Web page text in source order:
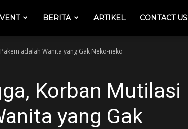
BERITA ARTIKEL CONTACT US
adalah Wanita yang Gak Neko-neko
Korban Mutilasi
yang Gak